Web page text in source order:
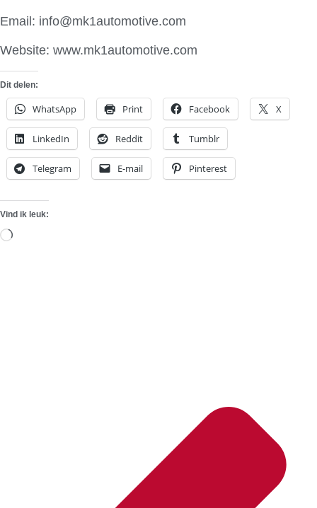
Email: info@mk1automotive.com
Website: www.mk1automotive.com
Dit delen:
WhatsApp Print Facebook X
LinkedIn Reddit Tumblr
Telegram E-mail Pinterest
Vind ik leuk:
Aan